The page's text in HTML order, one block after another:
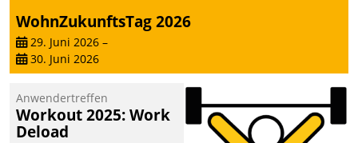
WohnZukunftsTag 2026
29. Juni 2026 –
30. Juni 2026
Anwendertreffen
Workout 2025: Work
Deload